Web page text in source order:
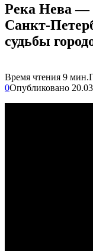
Река Нева —
Санкт-
судьбы
Время чтения 9 мин.
0Опубликовано